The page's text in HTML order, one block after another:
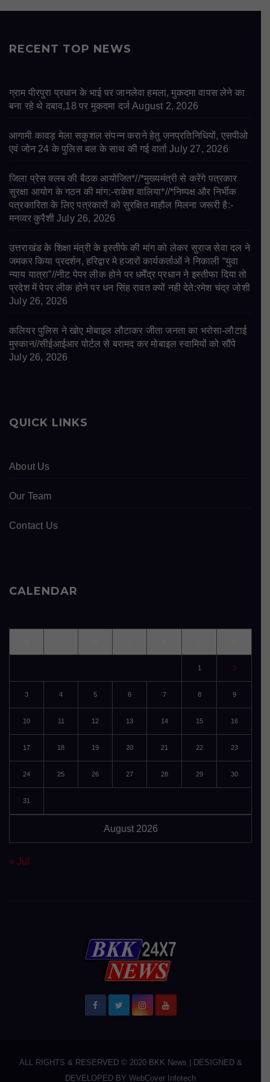
RECENT TOP NEWS
ग्राम पीरपुरा प्रधान के भाई पर जानलेवा हमला, मुकदमा वापस लेने का
बना रहे थे दबाव,18 पर मुकदमा दर्ज August 2, 2026
आगामी कावड़ मेला सकुशल संपन्न कराने हेतु जनप्रतिनिधियों, एसपीओ
एवं जोन 24 के पुलिस बल के साथ की गई वार्ता July 27, 2026
जिला प्रेस क्लब की बैठक आयोजित*//*मुख्यमंत्री से करेंगे पत्रकार
सुरक्षा आयोग के गठन की मांग:-राकेश वालिया*//*निष्पक्ष और निर्भीक
पत्रकारिता के लिए पत्रकारों को सुरक्षित माहौल मिलना जरूरी है:-
मनव्वर कुरैशी July 26, 2026
उत्तराखंड के शिक्षा मंत्री के इस्तीफे की मांग को लेकर सुराज सेवा दल ने
जमकर किया प्रदर्शन, हरिद्वार मे हजारों कार्यकर्ताओं ने निकाली “युवा
न्याय यात्रा”//नीट पेपर लीक होने पर धर्मेंद्र प्रधान ने इस्तीफा दिया तो
प्रदेश में पेपर लीक होने पर धन सिंह रावत क्यों नही देते:रमेश चंद्र जोशी
July 26, 2026
कलियर पुलिस ने खोए मोबाइल लौटाकर जीता जनता का भरोसा-लौटाई
मुस्कान//सीईआईआर पोर्टल से बरामद कर मोबाइल स्वामियों को सौंपे
July 26, 2026
QUICK LINKS
About Us
Our Team
Contact Us
CALENDAR
August 2026
1 2
3 4 5 6 7 8 9
10 11 12 13 14 15 16
17 18 19 20 21 22 23
24 25 26 27 28 29 30
31
« Jul
ALL RIGHTS & RESERVED © 2020 BKK News
DESIGNED &
DEVELOPED BY WebCover Infotech